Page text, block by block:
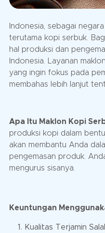
Indonesia, sebagai
terutama kopi serbuk.
hal produksi dan
Indonesia. Layanan
yang ingin fokus pada
membahas lebih lanjut
Apa Itu Maklon Kopi
produksi kopi dalam
akan membantu Anda
pengemasan produk.
mengurus sisanya.
Keuntungan
Kualitas Terjamin